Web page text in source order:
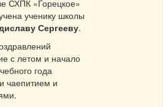
СХПК «Горецкое»
ученику школы
Сергееву.
с летом и начало
года
чаепитием и